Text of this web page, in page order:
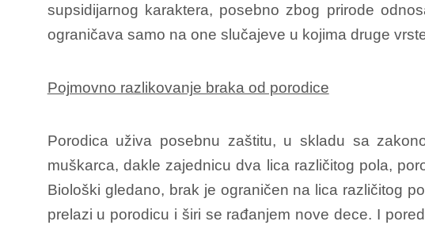
supsidijarnog karaktera, posebno zbog prirode
ograničava samo na one slučajeve u kojima druge
Pojmovno razlikovanje braka od porodice
Porodica uživa posebnu zaštitu, u skladu sa
muškarca, dakle zajednicu dva lica različitog pola,
Biološki gledano, brak je ograničen na lica različitog
prelazi u porodicu i širi se rađanjem nove dece. I